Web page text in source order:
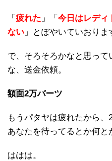
「 疲れた 」「 今日はレディ
ない 」とぼやいていおりま
で、そろそろかなと思っ
な、送金依頼。
額面2万バーツ
もうパタヤは疲れたから、
あなたを待ってるとか何と
ははは。